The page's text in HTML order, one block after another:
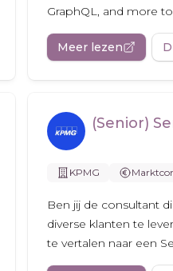
GraphQL, and more
Meer lezen
(Senior)
KPMG
Ben jij de consultant
diverse klanten te
te vertalen naar een